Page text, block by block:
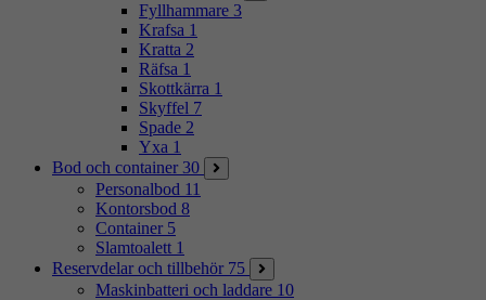
Fyllhammare 3
Krafsa 1
Kratta 2
Räfsa 1
Skottkärra 1
Skyffel 7
Spade 2
Yxa 1
Bod och container 30
Personalbod 11
Kontorsbod 8
Container 5
Slamtoalett 1
Reservdelar och tillbehör 75
Maskinbatteri och laddare 10